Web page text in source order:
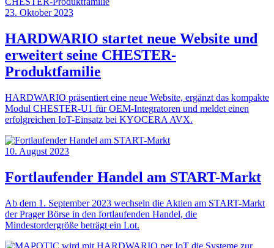
23. Oktober 2023
HARDWARIO startet neue Website und
erweitert seine CHESTER-
Produktfamilie
HARDWARIO präsentiert eine neue Website, ergänzt das kompakte
Modul CHESTER-U1 für OEM-Integratoren und meldet einen
erfolgreichen IoT-Einsatz bei KYOCERA AVX.
10. August 2023
Fortlaufender Handel am START-Markt
Ab dem 1. September 2023 wechseln die Aktien am START-Markt
der Prager Börse in den fortlaufenden Handel, die
Mindestordergröße beträgt ein Lot.